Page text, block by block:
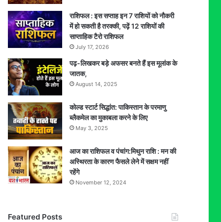
राशिफल : इस सप्ताह इन 7 राशियों को नौकरी
में हो सकती है तरक्की, पढ़ें 12 राशियों की
साप्ताहिक टैरो राशिफल
July 17, 2026
पढ़-लिखकर बड़े अफसर बनते हैं इस मूलांक के
जातक,
August 14, 2025
कोल्ड स्टार्ट सिद्धांत: पाकिस्तान के परमाणु
ब्लैकमेल का मुकाबला करने के लिए
May 3, 2025
आज का राशिफल व पंचांग:मिथुन राशि : मन की
अस्थिरता के कारण फैसले लेने में सक्षम नहीं
रहेंगे
November 12, 2024
Featured Posts